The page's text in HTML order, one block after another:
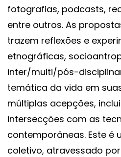
fotografias, podcasts,
entre outros. As
trazem reflexões e
etnográficas,
inter/multi/pós-
temática da vida em
múltiplas acepções,
intersecções com as
contemporâneas. Este é
coletivo, atravessado